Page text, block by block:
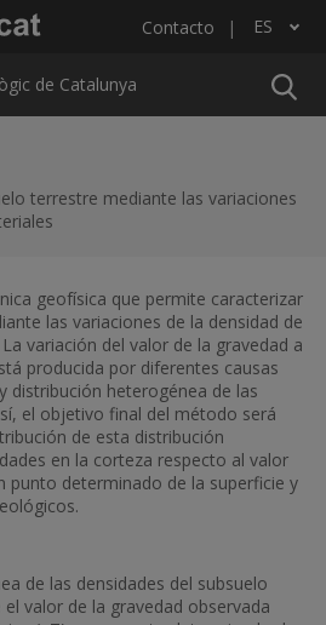
Contacto ES
Lista adicional de acciones
de Catalunya
terrestre mediante las variaciones
geofísica que permite caracterizar
las variaciones de la densidad de
variación del valor de la gravedad a
producida por diferentes causas
heterogénea de las
el objetivo final del método será
de esta distribución
en la corteza respecto al valor
punto determinado de la superficie y
de las densidades del subsuelo
valor de la gravedad observada